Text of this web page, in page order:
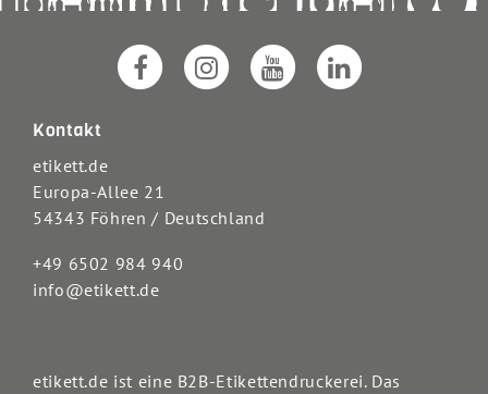
Kontakt
etikett.de
Europa-Allee 21
54343 Föhren / Deutschland
+49 6502 984 940
info@etikett.de
etikett.de ist eine B2B-Etikettendruckerei. Das